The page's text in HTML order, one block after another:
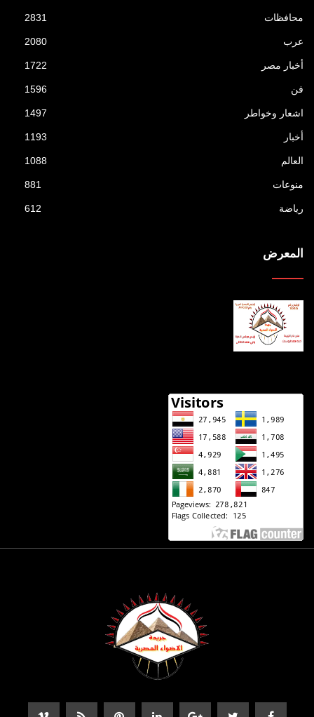
محافظات 2831
عرب 2080
أخبار مصر 1722
فن 1596
اشعار وخواطر 1497
أخبار 1193
العالم 1088
منوعات 881
رياضة 612
المعرض